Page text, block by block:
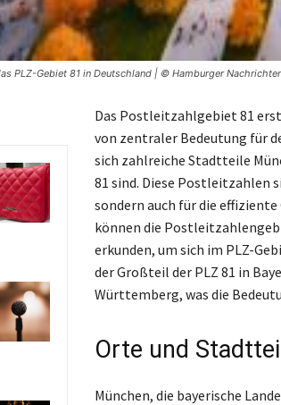
PLZ-Gebiet 81 in Deutschland | © Hamburger
Das Postleitzahlgebiet 81
von zentraler Bedeutung für
sich zahlreiche Stadtteile
81 sind. Diese Postleitzahlen
sondern auch für die
können die
erkunden, um sich im PLZ-
der Großteil der PLZ 81 in
Württemberg, was die
Orte und
München, die bayerische